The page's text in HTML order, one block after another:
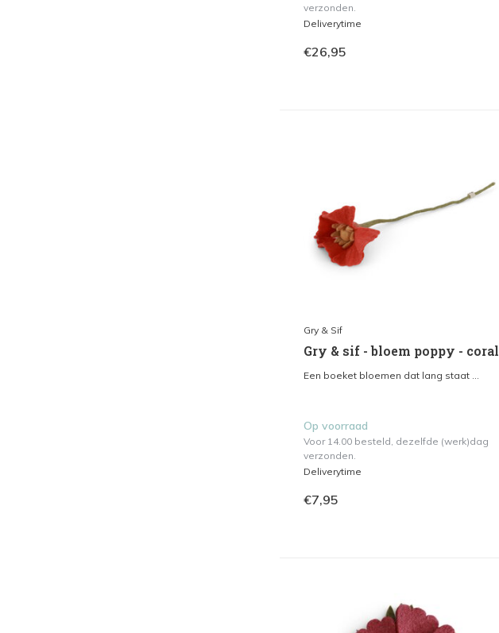
verzonden.
Deliverytime
€26,95
Gry & Sif
Gry & sif - bloem poppy - coral
Een boeket bloemen dat lang staat ...
Op voorraad
Voor 14.00 besteld, dezelfde (werk)dag
verzonden.
Deliverytime
€7,95